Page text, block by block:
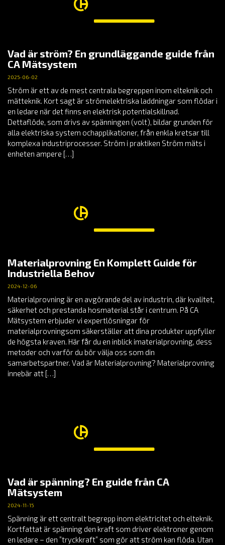
Vad är ström? En grundläggande guide från
CA Mätsystem
2025-06-02
Ström är ett av de mest centrala begreppen inom elteknik och
mätteknik. Kort sagt är strömelektriska laddningar som flödar i
en ledare när det finns en elektrisk potentialskillnad.
Dettaflöde, som drivs av spänningen (volt), bildar grunden för
alla elektriska system ochapplikationer, från enkla kretsar till
komplexa industriprocesser. Ström i praktiken Ström mäts i
enheten ampere […]
Materialprovning En Komplett Guide för
Industriella Behov
2024-12-06
Materialprovning är en avgörande del av industrin, där kvalitet,
säkerhet och prestanda hosmaterial står i centrum. På CA
Mätsystem erbjuder vi expertlösningar för
materialprovningsom säkerställer att dina produkter uppfyller
de högsta kraven. Här får du en inblick imaterialprovning, dess
metoder och varför du bör välja oss som din
samarbetspartner. Vad är Materialprovning? Materialprovning
innebär att […]
Vad är spänning? En guide från CA
Mätsystem
2024-11-15
Spänning är ett centralt begrepp inom elektricitet och elteknik.
Kortfattat är spänning den kraft som driver elektroner genom
en ledare – den ”tryckkraft” som gör att ström kan flöda. Utan